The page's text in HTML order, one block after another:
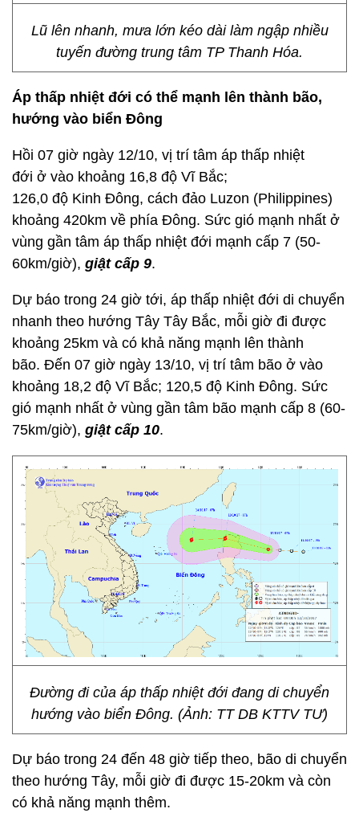
Lũ lên nhanh, mưa lớn kéo dài làm ngập nhiều
tuyến đường trung tâm TP Thanh Hóa.
Áp thấp nhiệt đới có thể mạnh lên thành bão,
hướng vào biển Đông
Hồi 07 giờ ngày 12/10, vị trí tâm áp thấp nhiệt
đới ở vào khoảng 16,8 độ Vĩ Bắc;
126,0 độ Kinh Đông, cách đảo Luzon (Philippines)
khoảng 420km về phía Đông. Sức gió mạnh nhất ở
vùng gần tâm áp thấp nhiệt đới mạnh cấp 7 (50-
60km/giờ), giật cấp 9.
Dự báo trong 24 giờ tới, áp thấp nhiệt đới di chuyển
nhanh theo hướng Tây Tây Bắc, mỗi giờ đi được
khoảng 25km và có khả năng mạnh lên thành
bão. Đến 07 giờ ngày 13/10, vị trí tâm bão ở vào
khoảng 18,2 độ Vĩ Bắc; 120,5 độ Kinh Đông. Sức
gió mạnh nhất ở vùng gần tâm bão mạnh cấp 8 (60-
75km/giờ), giật cấp 10.
Đường đi của áp thấp nhiệt đới đang di chuyển
hướng vào biển Đông. (Ảnh: TT DB KTTV TƯ)
Dự báo trong 24 đến 48 giờ tiếp theo, bão di chuyển
theo hướng Tây, mỗi giờ đi được 15-20km và còn
có khả năng mạnh thêm.